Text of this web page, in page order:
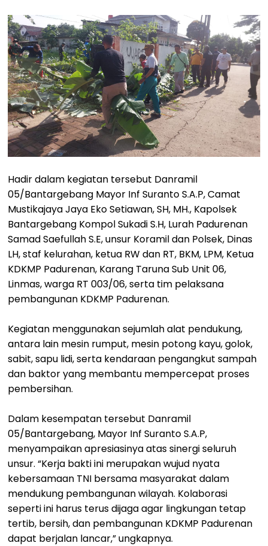
Hadir dalam kegiatan tersebut Danramil
05/Bantargebang Mayor Inf Suranto S.A.P, Camat
Mustikajaya Jaya Eko Setiawan, SH, MH., Kapolsek
Bantargebang Kompol Sukadi S.H, Lurah Padurenan
Samad Saefullah S.E, unsur Koramil dan Polsek, Dinas
LH, staf kelurahan, ketua RW dan RT, BKM, LPM, Ketua
KDKMP Padurenan, Karang Taruna Sub Unit 06,
Linmas, warga RT 003/06, serta tim pelaksana
pembangunan KDKMP Padurenan.
Kegiatan menggunakan sejumlah alat pendukung,
antara lain mesin rumput, mesin potong kayu, golok,
sabit, sapu lidi, serta kendaraan pengangkut sampah
dan baktor yang membantu mempercepat proses
pembersihan.
Dalam kesempatan tersebut Danramil
05/Bantargebang, Mayor Inf Suranto S.A.P,
menyampaikan apresiasinya atas sinergi seluruh
unsur. “Kerja bakti ini merupakan wujud nyata
kebersamaan TNI bersama masyarakat dalam
mendukung pembangunan wilayah. Kolaborasi
seperti ini harus terus dijaga agar lingkungan tetap
tertib, bersih, dan pembangunan KDKMP Padurenan
dapat berjalan lancar,” ungkapnya.